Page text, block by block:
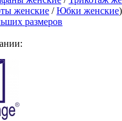
женские /Юбки женские)
размеров